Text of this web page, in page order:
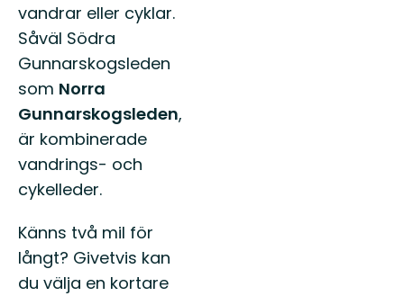
vandrar eller cyklar.
Såväl Södra
Gunnarskogsleden
som Norra
Gunnarskogsleden,
är kombinerade
vandrings- och
cykelleder.
Känns två mil för
långt? Givetvis kan
du välja en kortare